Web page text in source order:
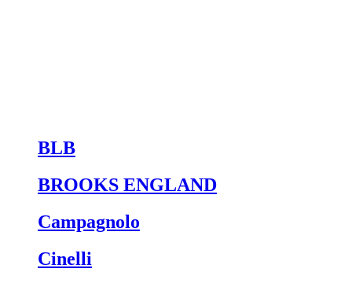
BLB
BROOKS ENGLAND
Campagnolo
Cinelli